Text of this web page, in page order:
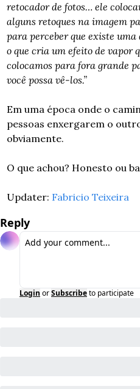
retocador de fotos… ele
alguns retoques na imagem
para perceber que existe
o que cria um efeito de vapor
colocamos para fora grande
você possa vê-los.”
Em uma época onde o
pessoas enxergarem o
obviamente.
O que achou? Honesto ou
Updater: Fabricio Teixeira
Reply
Login orSubscribeto participate